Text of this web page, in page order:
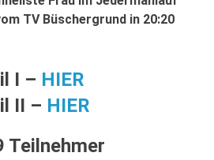
TV Büschergrund in 20:20
I – HIER
II – HIER
Teilnehmer